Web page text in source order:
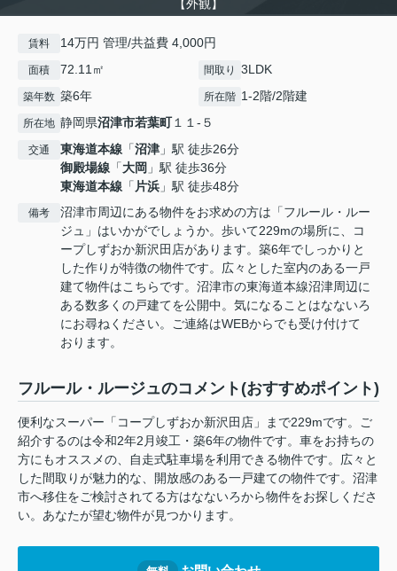
【外観】
賃料 14万円 管理/共益費 4,000円
面積 72.11㎡ 間取り 3LDK
築年数 築6年 所在階 1-2階/2階建
所在地 静岡県沼津市若葉町１１-５
交通 東海道本線 「沼津 」駅 徒歩26分
御殿場線 「大岡 」駅 徒歩36分
東海道本線 「片浜 」駅 徒歩48分
備考
沼津市周辺にある物件をお求めの方は「フルール・ルー
ジュ」はいかがでしょうか。歩いて229mの場所に、コ
ープしずおか新沢田店があります。築6年でしっかりと
した作りが特徴の物件です。広々とした室内のある一戸
建て物件はこちらです。沼津市の東海道本線沼津周辺に
ある数多くの戸建てを公開中。気になることはなないろ
にお尋ねください。ご連絡はWEBからでも受け付けて
おります。
フルール・ルージュのコメント(おすすめポイント)
便利なスーパー「コープしずおか新沢田店」まで229mです。ご
紹介するのは令和2年2月竣工・築6年の物件です。車をお持ちの
方にもオススメの、自走式駐車場を利用できる物件です。広々と
した間取りが魅力的な、開放感のある一戸建ての物件です。沼津
市へ移住をご検討されてる方はなないろから物件をお探しくださ
い。あなたが望む物件が見つかります。